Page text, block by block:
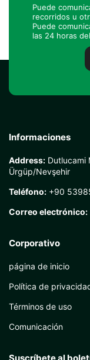
Puede
recorridos u
Puede
las 24 horas
Informaciones
Address: Dutlucami
Ürgüp/Nevşehir
Teléfono: +90
Correo electrónico:
Corporativo
página de inicio
Política de
Términos de uso
Comunicación